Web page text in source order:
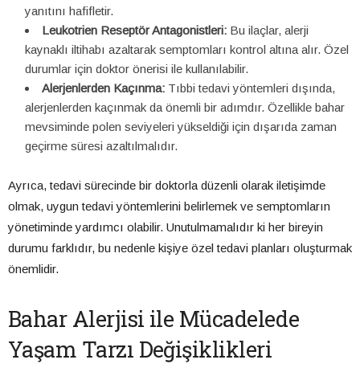
yanıtını hafifletir.
Leukotrien Reseptör Antagonistleri: Bu ilaçlar, alerji
kaynaklı iltihabı azaltarak semptomları kontrol altına alır. Özel
durumlar için doktor önerisi ile kullanılabilir.
Alerjenlerden Kaçınma: Tıbbi tedavi yöntemleri dışında,
alerjenlerden kaçınmak da önemli bir adımdır. Özellikle bahar
mevsiminde polen seviyeleri yükseldiği için dışarıda zaman
geçirme süresi azaltılmalıdır.
Ayrıca, tedavi sürecinde bir doktorla düzenli olarak iletişimde
olmak, uygun tedavi yöntemlerini belirlemek ve semptomların
yönetiminde yardımcı olabilir. Unutulmamalıdır ki her bireyin
durumu farklıdır, bu nedenle kişiye özel tedavi planları oluşturmak
önemlidir.
Bahar Alerjisi ile Mücadelede
Yaşam Tarzı Değişiklikleri